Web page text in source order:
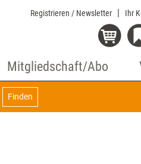
Registrieren / Newsletter Ihr
Mitgliedschaft/Abo
Finden